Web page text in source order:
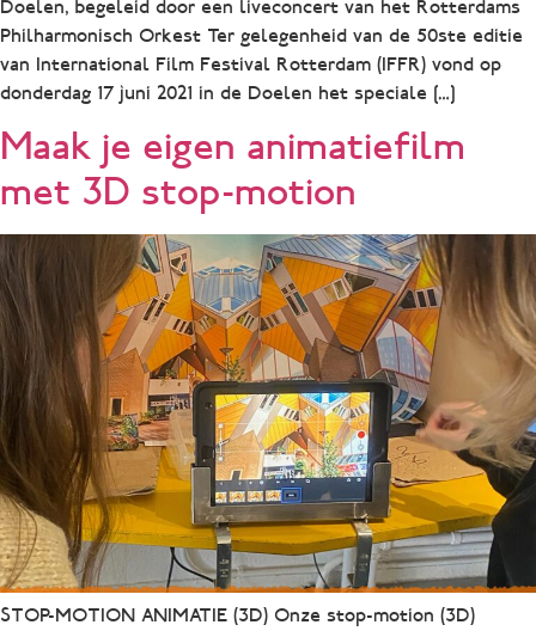
Doelen, begeleid door een liveconcert van het Rotterdams
Philharmonisch Orkest Ter gelegenheid van de 50ste editie
van International Film Festival Rotterdam (IFFR) vond op
donderdag 17 juni 2021 in de Doelen het speciale […]
Maak je eigen animatiefilm
met 3D stop-motion
STOP-MOTION ANIMATIE (3D) Onze stop-motion (3D)